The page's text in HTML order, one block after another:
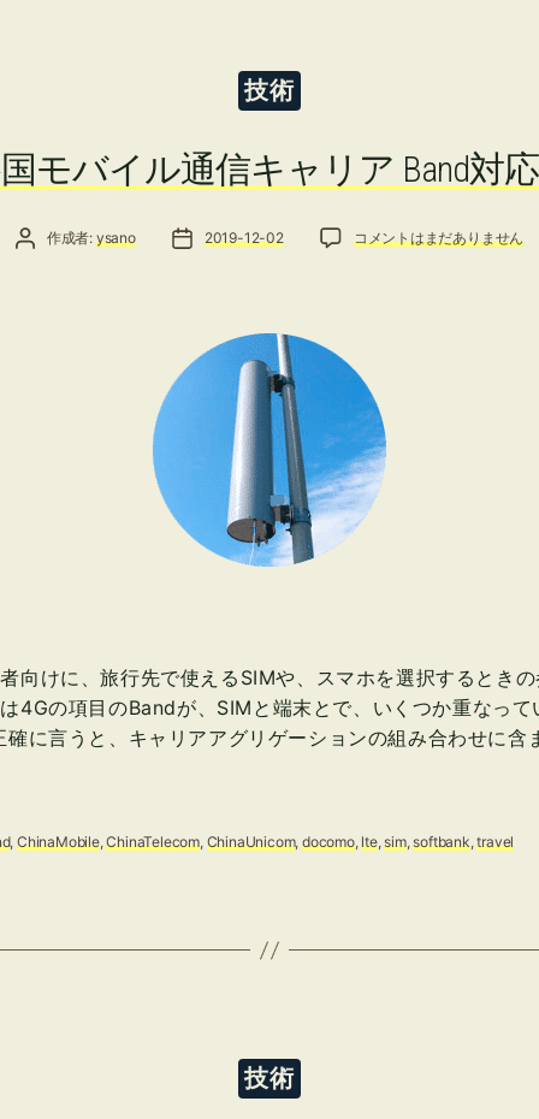
カ
テ
ゴ
ー
技術
モバイル通信キャリア Band対
投稿者作成者: ysano 投稿日2019-12-02 各国モバイル通信キャリア
コメントはまだありません
向けに、旅行先で使えるSIMや、スマホを選択するときの
4Gの項目のBandが、SIMと端末とで、いくつか重なって
確に言うと、キャリアアグリゲーションの組み合わせに含
,ChinaMobile,ChinaTelecom, ChinaUnicom, docomo,lte,sim,softbank,travel
カ
テ
ゴ
技術